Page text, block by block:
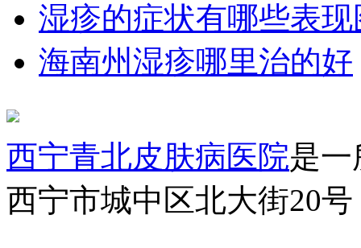
湿疹的症状有哪些表
海南州湿疹哪里治的好
西宁青北皮肤病医院是
西宁市城中区北大街20